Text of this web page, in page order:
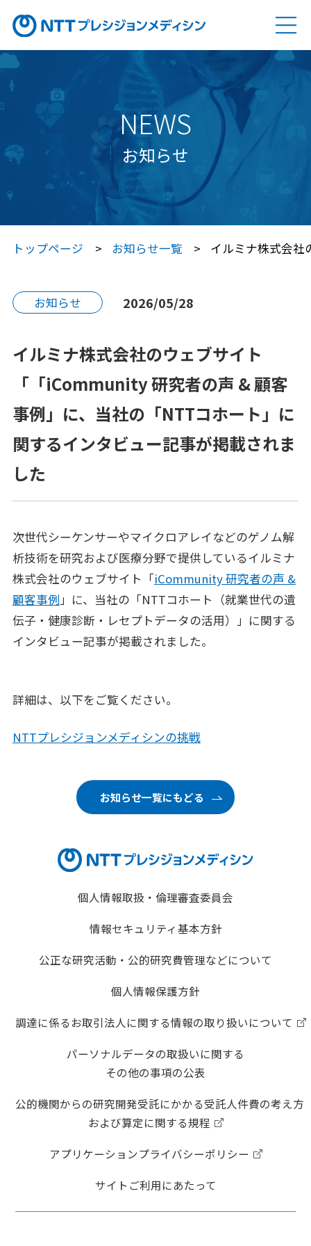
ソリューション SOLUTION
Genovision（ゲノビジョン）
Genovision Dock®（ゲノビジョン ドック）
Genovision PGx
（ゲノビジョン ピージーエックス）
特定保健指導サービス
Japan プレシジョン・メディシン
Japan プレシジョン・メディシン
NTTコホート（就業世代の遺伝子・健診・
健康経営®サービス
健康経営®コンサルティング
メンタルスキル向上研修
女性の健康リテラシー研修
動けるからだづくり研修
糖質コントロール研修
電子カルテ（モバカル）
企業理念 CORPORATE PHILOSOPHY
企業情報 CORPORATE INFORMATION
NEWS
お知らせ
トップページ お知らせ一覧 イルミナ株式会
お知らせ 2026/05/28
イルミナ株式会社のウェブサイト
「「iCommunity 研究者の声 & 顧客
事例」に、当社の「NTTコホート」に
関するインタビュー記事が掲載されま
した
次世代シーケンサーやマイクロアレイなどのゲノム解
析技術を研究および医療分野で提供しているイルミナ
株式会社のウェブサイト「iCommunity 研究者の声 &
顧客事例」に、当社の「NTTコホート（就業世代の遺
伝子・健康診断・レセプトデータの活用）」に関する
インタビュー記事が掲載されました。
詳細は、以下をご覧ください。
NTTプレシジョンメディシンの挑戦
お知らせ一覧にもどる
個人情報取扱・倫理審査委員会
情報セキュリティ基本方針
公正な研究活動・公的研究費管理などについて
個人情報保護方針
調達に係るお取引法人に関する情報の取り扱いについて
パーソナルデータの取扱いに関する
その他の事項の公表
公的機関からの研究開発受託にかかる受託人件費の考え方
および算定に関する規程
アプリケーションプライバシーポリシー
サイトご利用にあたって